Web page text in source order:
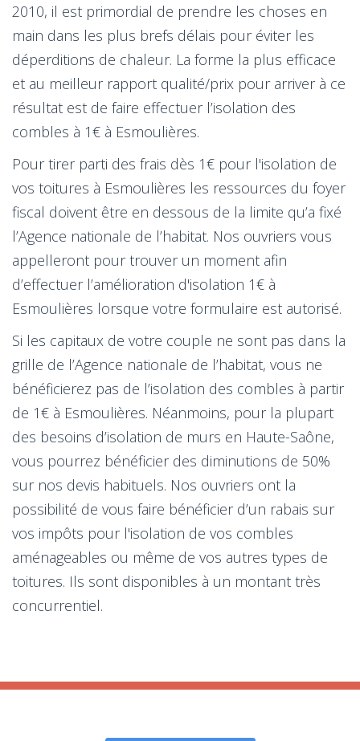
2010, il est primordial de prendre les choses en
main dans les plus brefs délais pour éviter les
déperditions de chaleur. La forme la plus efficace
et au meilleur rapport qualité/prix pour arriver à ce
résultat est de faire effectuer l’isolation des
combles à 1€ à Esmoulières.
Pour tirer parti des frais dès 1€ pour l'isolation de
vos toitures à Esmoulières les ressources du foyer
fiscal doivent être en dessous de la limite qu’a fixé
l’Agence nationale de l’habitat. Nos ouvriers vous
appelleront pour trouver un moment afin
d’effectuer l’amélioration d'isolation 1€ à
Esmoulières lorsque votre formulaire est autorisé.
Si les capitaux de votre couple ne sont pas dans la
grille de l’Agence nationale de l’habitat, vous ne
bénéficierez pas de l’isolation des combles à partir
de 1€ à Esmoulières. Néanmoins, pour la plupart
des besoins d’isolation de murs en Haute-Saône,
vous pourrez bénéficier des diminutions de 50%
sur nos devis habituels. Nos ouvriers ont la
possibilité de vous faire bénéficier d’un rabais sur
vos impôts pour l'isolation de vos combles
aménageables ou même de vos autres types de
toitures. Ils sont disponibles à un montant très
concurrentiel.